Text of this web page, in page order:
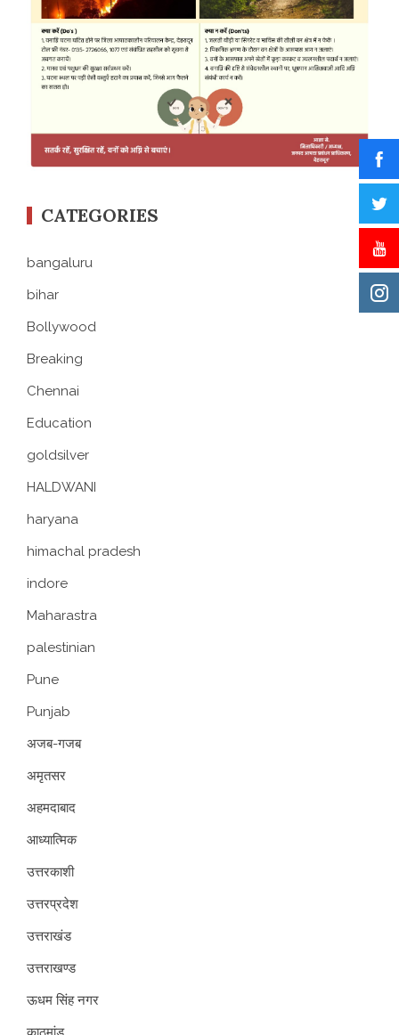
CATEGORIES
bangaluru
bihar
Bollywood
Breaking
Chennai
Education
goldsilver
HALDWANI
haryana
himachal pradesh
indore
Maharastra
palestinian
Pune
Punjab
अजब-गजब
अमृतसर
अहमदाबाद
आध्यात्मिक
उत्तरकाशी
उत्तरप्रदेश
उत्तराखंड
उत्तराखण्ड
ऊधम सिंह नगर